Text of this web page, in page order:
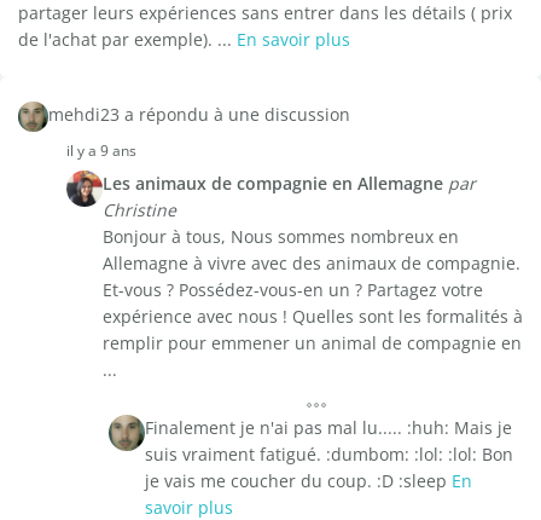
partager leurs expériences sans entrer dans les détails ( prix
de l'achat par exemple). ... En savoir plus
mehdi23 a répondu à une discussion
il y a 9 ans
Les animaux de compagnie en Allemagne par
Christine
Bonjour à tous, Nous sommes nombreux en
Allemagne à vivre avec des animaux de compagnie.
Et-vous ? Possédez-vous-en un ? Partagez votre
expérience avec nous ! Quelles sont les formalités à
remplir pour emmener un animal de compagnie en
...
Finalement je n'ai pas mal lu..... :huh: Mais je
suis vraiment fatigué. :dumbom: :lol: :lol: Bon
je vais me coucher du coup. :D :sleep En
savoir plus